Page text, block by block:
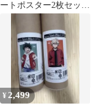
ートポスター2枚セット
¥ 2,499